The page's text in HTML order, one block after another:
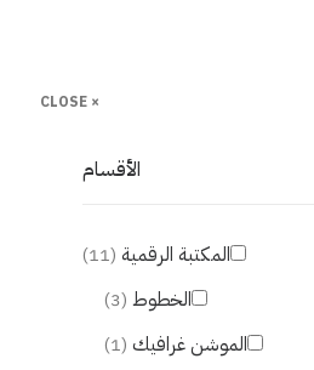
×
الأقسام
المكتبة الرقمية (11)
الخطوط (3)
الموشن غرافيك (1)